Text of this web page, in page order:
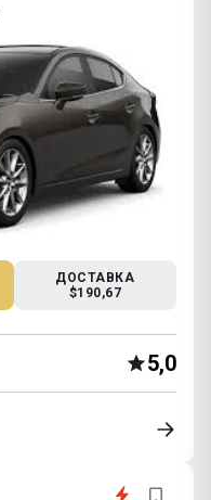
ДОСТАВКА
$190,67
5,0